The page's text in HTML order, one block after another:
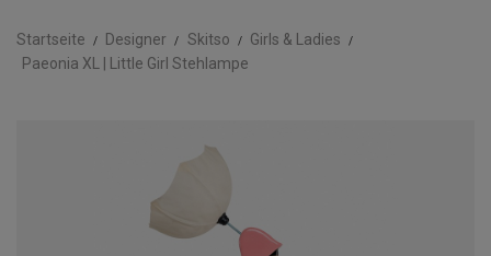
Startseite Designer Skitso
Girls & Ladies
Paeonia XL | Little Girl Stehlampe